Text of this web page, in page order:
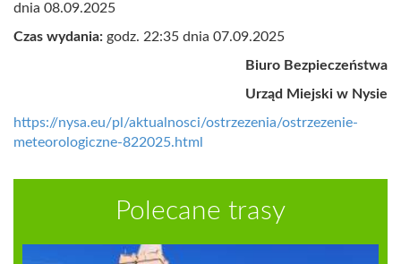
dnia 08.09.2025
Czas wydania: godz. 22:35 dnia 07.09.2025
Biuro Bezpieczeństwa
Urząd Miejski w Nysie
https://nysa.eu/pl/aktualnosci/ostrzezenia/ostrzezenie-
meteorologiczne-822025.html
Polecane trasy